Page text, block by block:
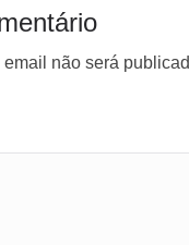
não será